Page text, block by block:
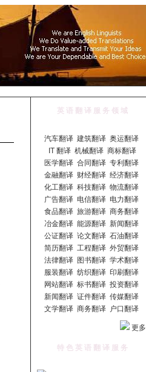
英 语 翻 译 服 务 领 域
汽车翻译 建筑翻译 奥运翻译
IT 翻译 机械翻译 商标翻译
医学翻译 合同翻译 专利翻译
金融翻译 财经翻译 经济翻译
化工翻译 科技翻译 物流翻译
广告翻译 电信翻译 电力翻译
食品翻译 旅游翻译 商务翻译
冶金翻译 能源翻译 新闻翻译
公证翻译 论文翻译 石油翻译
简历翻译 工程翻译 外贸翻译
法律翻译 图书翻译 学术翻译
服装翻译 纺织翻译 印刷翻译
网站翻译 标书翻译 投资翻译
新闻翻译 证件翻译 传媒翻译
文学翻译 商务翻译 户口翻译
更多
特 色 英 语 翻 译 服 务